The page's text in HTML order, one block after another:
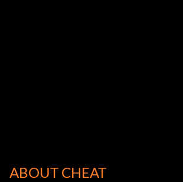
ABOUT CHEAT